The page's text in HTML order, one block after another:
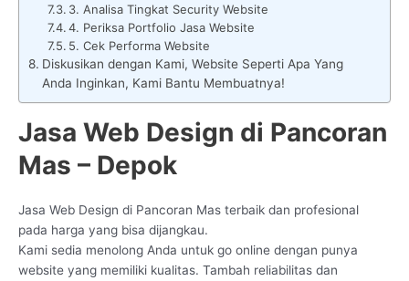
3. Analisa Tingkat Security Website
4. Periksa Portfolio Jasa Website
5. Cek Performa Website
Diskusikan dengan Kami, Website Seperti Apa Yang
Anda Inginkan, Kami Bantu Membuatnya!
Jasa Web Design di Pancoran
Mas – Depok
Jasa Web Design di Pancoran Mas terbaik dan profesional
pada harga yang bisa dijangkau.
Kami sedia menolong Anda untuk go online dengan punya
website yang memiliki kualitas. Tambah reliabilitas dan